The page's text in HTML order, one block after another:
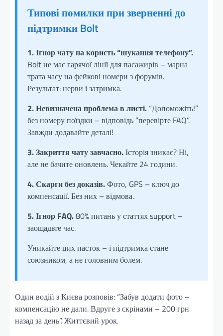
Типові помилки при зверненні до
підтримки Bolt
1. Ігнор чату на користь “шукання телефону”.
Bolt не має гарячої лінії для пасажирів – марна
трата часу на фейкові номери з форумів.
Результат: нерви і затримка.
2. Невизначена проблема в листі. “Допоможіть!”
без номеру поїздки – відповідь “перевірте FAQ”.
Завжди додавайте деталі!
3. Закриття чату завчасно.Історія зникає? Ні,
але не бачите оновлень. Чекайте 24 години.
4. Скарги без доказів.Фото, GPS – ключ до
компенсації. Без них – відмова.
5. Ігнор FAQ.80% питань у статтях support –
заощадьте час.
Уникайте цих пасток – і підтримка стане
союзником, а не головним болем.
Один водій з Києва розповів: “Забув додати фото –
компенсацію не дали. Вдруге з скрінами – 200 грн
назад за день”. Життєвий урок.